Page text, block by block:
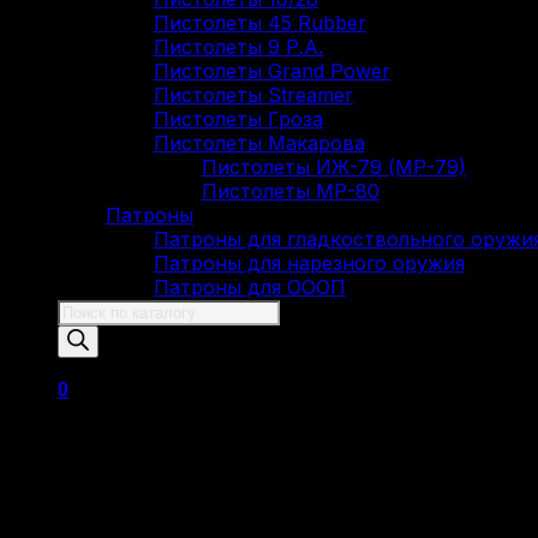
Пистолеты 45 Rubber
Пистолеты 9 Р.А.
Пистолеты Grand Power
Пистолеты Streamer
Пистолеты Гроза
Пистолеты Макарова
Пистолеты ИЖ-79 (МР-79)
Пистолеты МР-80
Патроны
Патроны для гладкоствольного
Патроны для нарезного оружия
Патроны для ОООП
Поиск
товаров
0